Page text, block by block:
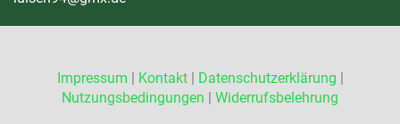
Impressum | Kontakt| Datenschutzerklärung |
Nutzungsbedingungen | Widerrufsbelehrung